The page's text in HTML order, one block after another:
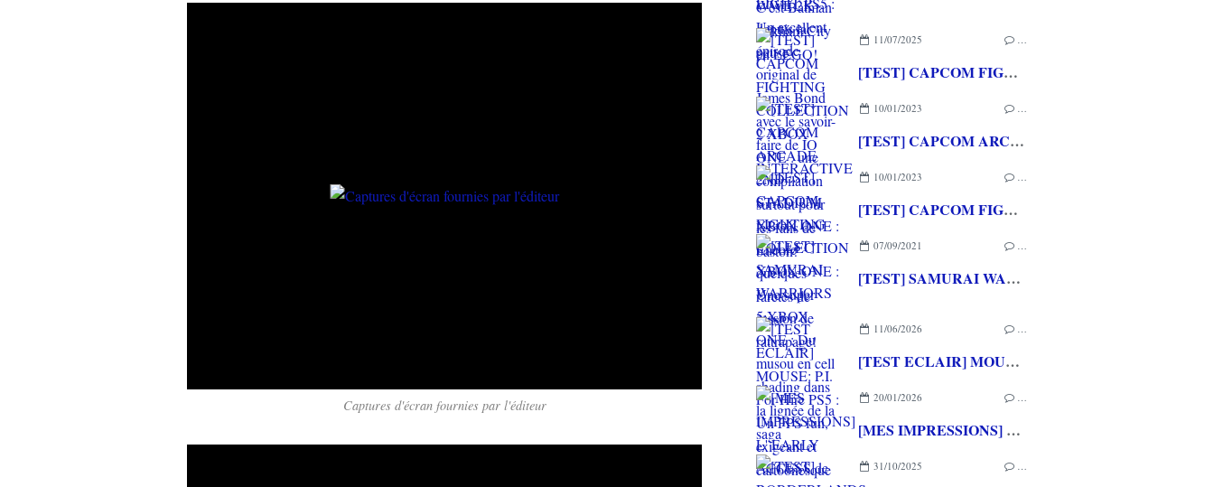
Captures d'écran fournies par l'éditeur
11/07/2025 …
[TEST] CAPCOM FIGHTING COLLECTION 2 XBOX ONE : une compilation surtout pour les fans de baston!
10/01/2023 …
[TEST] CAPCOM ARCADE 2ND STADIUM XBOX ONE : Encore quelques raretés de plus!
10/01/2023 …
[TEST] CAPCOM FIGHTING COLLECTION XBOX ONE : Une super session de rattrapage!
07/09/2021 …
[TEST] SAMURAI WARRIORS 5 XBOX ONE : Du musou en cell shading dans la lignée de la saga
11/06/2026 …
[TEST ECLAIR] MOUSE: P.I. For Hire PS5 : Un FPS fun, exigeant et cartoonesque
20/01/2026 …
[MES IMPRESSIONS] L' EARLY ACCESS de BODYCAM PC
31/10/2025 …